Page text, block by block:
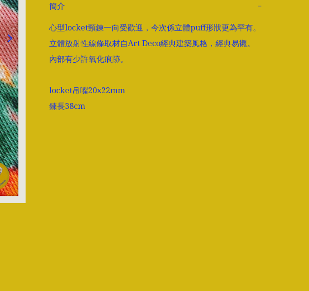
簡介
−
心型locket頸鍊一向受歡迎，今次係立體puff形狀更為罕有。
立體放射性線條取材自Art Deco經典建築風格，經典易襯。
內部有少許氧化痕跡。
locket吊嘴20x22mm
鍊長38cm